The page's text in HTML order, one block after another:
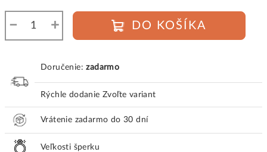
+
− DO KOŠÍKA
Doručenie:zadarmo
Rýchle dodanie Zvoľte variant
Vrátenie zadarmo do 30 dní
Veľkosti šperku